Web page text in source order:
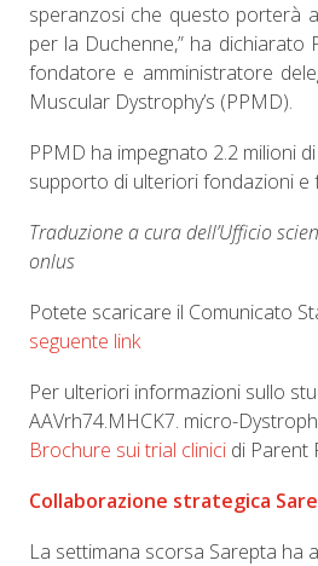
speranzosi che questo porterà
per la Duchenne,” ha dichiarato
fondatore e amministratore
Muscular Dystrophy’s (PPMD).
PPMD ha impegnato 2.2 milioni
supporto di ulteriori fondazioni e
Traduzione a cura dell’Ufficio
onlus
Potete scaricare il Comunicato
seguente link
Per ulteriori informazioni sullo
AAVrh74.MHCK7. micro-
Brochure sui trial clinici di Parent
Collaborazione strategica
La settimana scorsa Sarepta ha